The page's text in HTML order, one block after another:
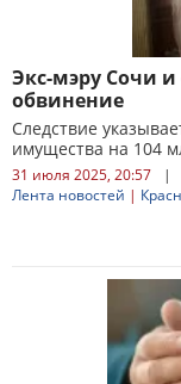
Экс-мэру Сочи и
обвинение
Следствие
имущества на 104
31 июля 2025, 20:57 |
Лента новостей |